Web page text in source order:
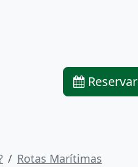
Reservar
Rotas Marítimas